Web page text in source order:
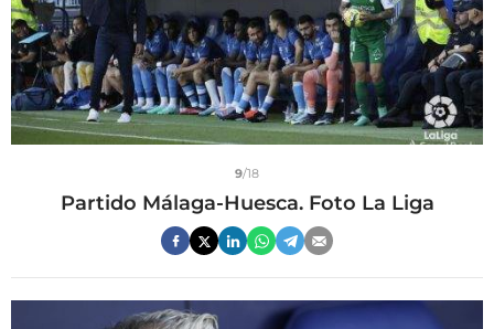
9/18
Partido Málaga-Huesca. Foto La Liga